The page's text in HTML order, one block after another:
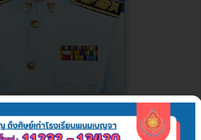
ายวิสนุ ปานมาศ
ารโรงเรียนพนมเบญจา